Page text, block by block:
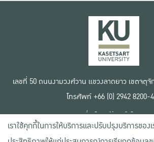
เลขที่ 50 ถนนงามวงศ์วาน แขวงลาดยาว เขตจตุ
โทรศัพท์ +66 (0) 2942 8200-
เงื่อนไขการใช้งานเว็บไซต์
ข้อตกลงด้านสิทธิ์ใช้งาน
นโยบายความเป็นส่วนตัว
เราใช้คุกกี้ในการให้บริการและปรับปรุงบริการขอ